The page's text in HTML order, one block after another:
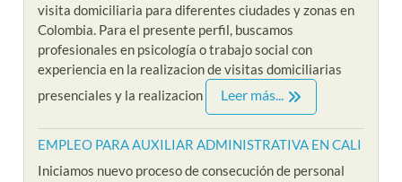
visita domiciliaria para diferentes ciudades y zonas en
Colombia. Para el presente perfil, buscamos
profesionales en psicología o trabajo social con
experiencia en la realizacion de visitas domiciliarias
presenciales y la realizacion
Leer más...
EMPLEO PARA AUXILIAR ADMINISTRATIVA EN CALI
Iniciamos nuevo proceso de consecución de personal